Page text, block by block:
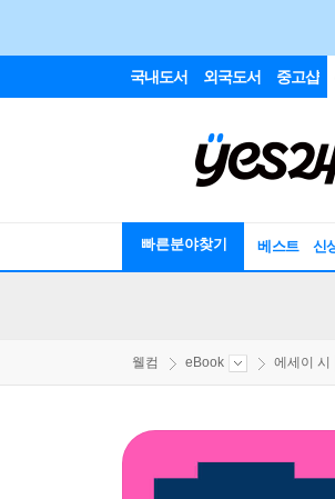
국내도서 외국도서 중고샵
빠른분야찾기 베스트 신
웰컴 eBook 에세이 시